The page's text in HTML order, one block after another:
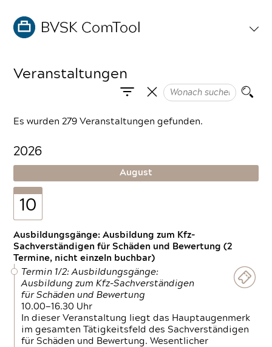
Veranstaltungen
Es wurden 279 Veranstaltungen gefunden.
2026
August
10
Ausbildungsgänge: Ausbildung zum Kfz-
Sachverständigen für Schäden und Bewertung (2
Termine, nicht einzeln buchbar)
Termin 1/2: Ausbildungsgänge:
Ausbildung zum Kfz-Sachverständigen
für Schäden und Bewertung
10.00—16.30 Uhr
In dieser Veranstaltung liegt das Hauptaugenmerk
im gesamten Tätigkeitsfeld des Sachverständigen
für Schäden und Bewertung. Wesentlicher